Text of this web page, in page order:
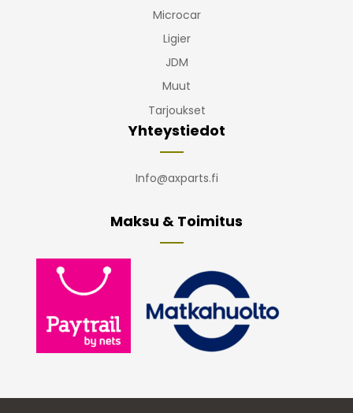
Microcar
Ligier
JDM
Muut
Tarjoukset
Yhteystiedot
Info@axparts.fi
Maksu & Toimitus